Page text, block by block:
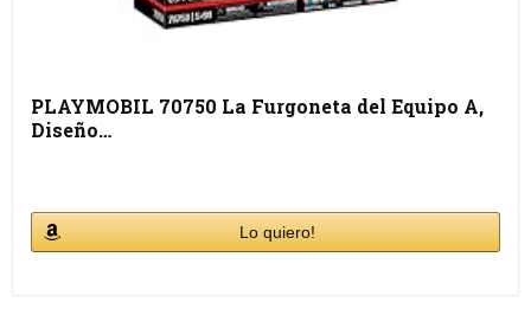
PLAYMOBIL 70750 La Furgoneta del Equipo A,
Diseño…
Lo quiero!